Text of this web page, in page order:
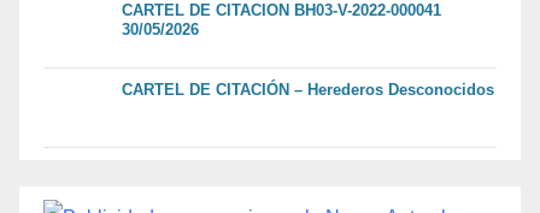
CARTEL DE CITACION BH03-V-2022-000041
30/05/2026
CARTEL DE CITACIÓN – Herederos Desconocidos